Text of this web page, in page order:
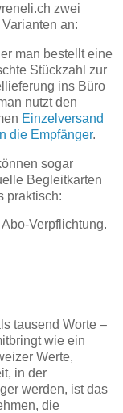
zwei
an:
man bestellt eine
Stückzahl zur
ins Büro
nutzt den
Einzelversand
die Empfänger.
sogar
Begleitkarten
praktisch:
Verpflichtung.
tausend Worte –
wie ein
Werte,
in der
werden, ist das
die